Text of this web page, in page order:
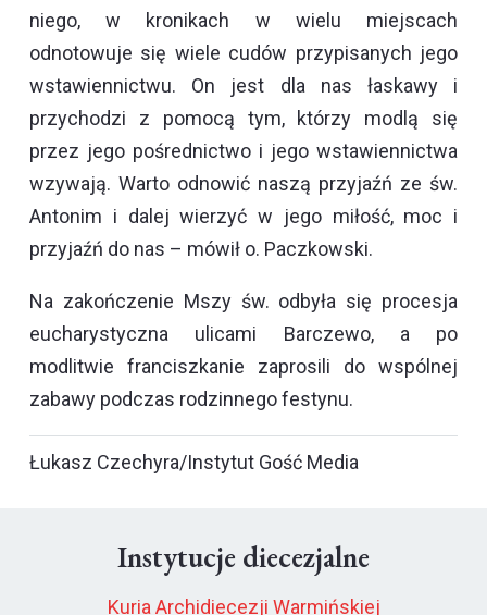
niego, w kronikach w wielu miejscach
odnotowuje się wiele cudów przypisanych jego
wstawiennictwu. On jest dla nas łaskawy i
przychodzi z pomocą tym, którzy modlą się
przez jego pośrednictwo i jego wstawiennictwa
wzywają. Warto odnowić naszą przyjaźń ze św.
Antonim i dalej wierzyć w jego miłość, moc i
przyjaźń do nas – mówił o. Paczkowski.
Na zakończenie Mszy św. odbyła się procesja
eucharystyczna ulicami Barczewo, a po
modlitwie franciszkanie zaprosili do wspólnej
zabawy podczas rodzinnego festynu.
Łukasz Czechyra/Instytut Gość Media
Instytucje diecezjalne
Kuria Archidiecezji Warmińskiej